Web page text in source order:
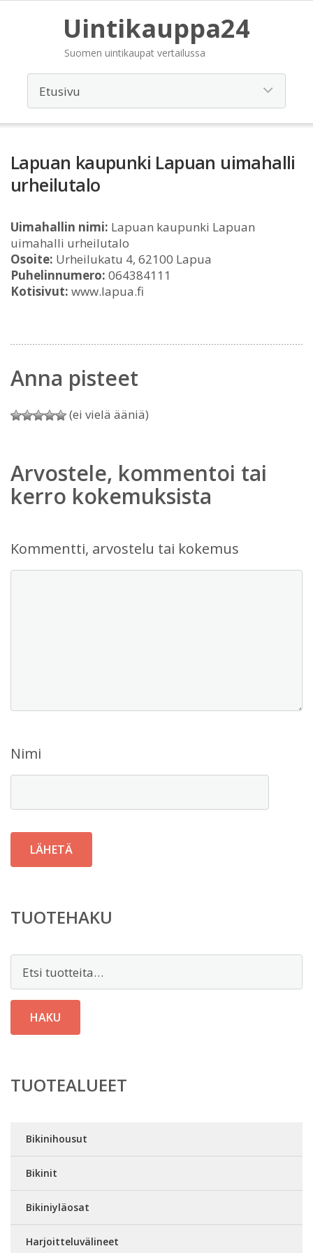
Uintikauppa24
Suomen uintikaupat vertailussa
Lapuan kaupunki Lapuan uimahalli
urheilutalo
Uimahallin nimi: Lapuan kaupunki Lapuan
uimahalli urheilutalo
Osoite: Urheilukatu 4, 62100 Lapua
Puhelinnumero: 064384111
Kotisivut: www.lapua.fi
Anna pisteet
(ei vielä ääniä)
Arvostele, kommentoi tai
kerro kokemuksista
Kommentti, arvostelu tai kokemus
Nimi
TUOTEHAKU
HAKU
TUOTEALUEET
Bikinihousut
Bikinit
Bikiniyläosat
Harjoitteluvälineet